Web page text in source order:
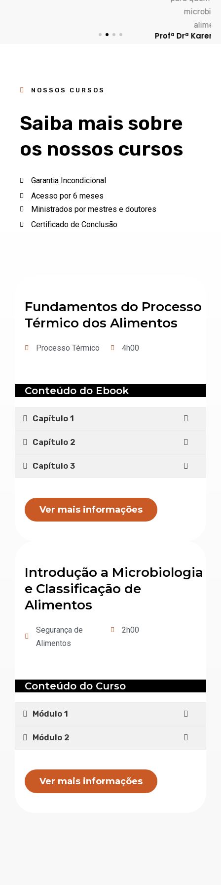
microbiologia de
alimentos.”
Profª Drª Karen Signori
Saiba mais sobre
os nossos cursos
Garantia Incondicional
Acesso por 6 meses
Ministrados por mestres e doutores
Fundamentos do Processo
Conteúdo do Ebook
Ver mais informações
Introdução a Microbiologia
e Classificação de
Segurança de
Conteúdo do Curso
Ver mais informações